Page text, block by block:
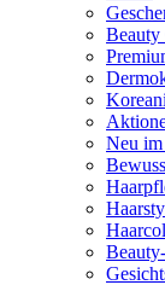
Beauty
Neu